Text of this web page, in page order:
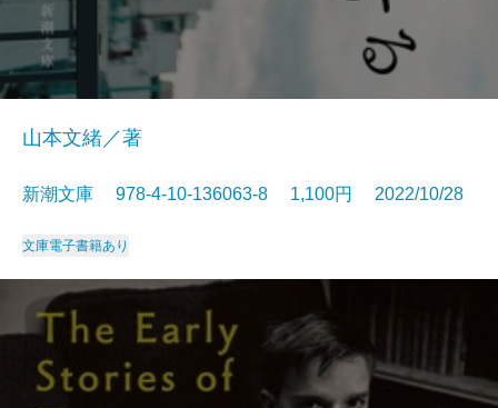
山本文緒／著
新潮文庫 978-4-10-136063-8 1,100円 2022/10/28
文庫電子書籍あり